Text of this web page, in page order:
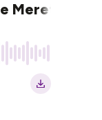
Meret : «